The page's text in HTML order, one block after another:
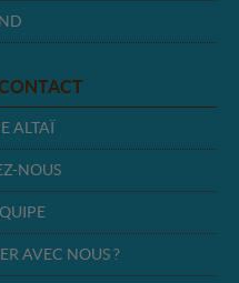
ALTAÏ
NOUS
AVEC NOUS ?